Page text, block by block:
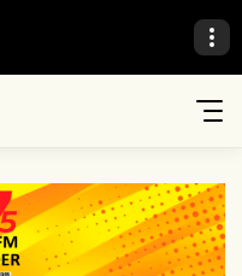
Madrugada Top